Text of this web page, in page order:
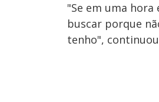
"Se em uma
buscar porque
tenho",